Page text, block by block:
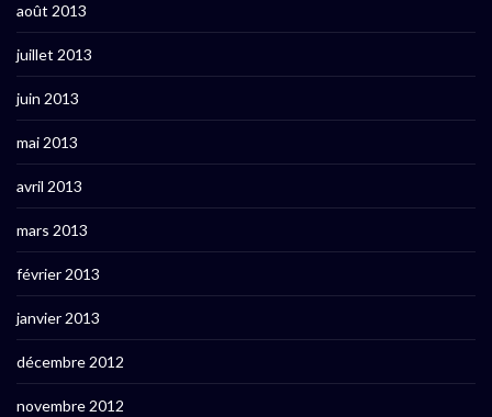
août 2013
juillet 2013
juin 2013
mai 2013
avril 2013
mars 2013
février 2013
janvier 2013
décembre 2012
novembre 2012